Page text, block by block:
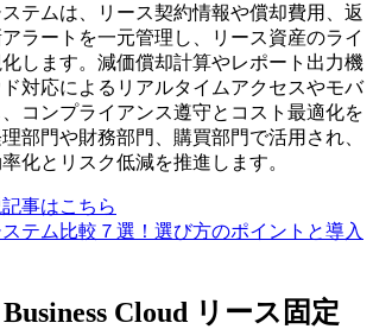
テムは、リース契約情報や償却費用、返
ラートを一元管理し、リース資産のライ
します。減価償却計算やレポート出力機
対応によるリアルタイムアクセスやモバ
コンプライアンス遵守とコスト最適化を
部門や財務部門、購買部門で活用され、
化とリスク低減を推進します。
事はこちら
テム比較７選！選び方のポイントと導入
Business Cloud リース固定